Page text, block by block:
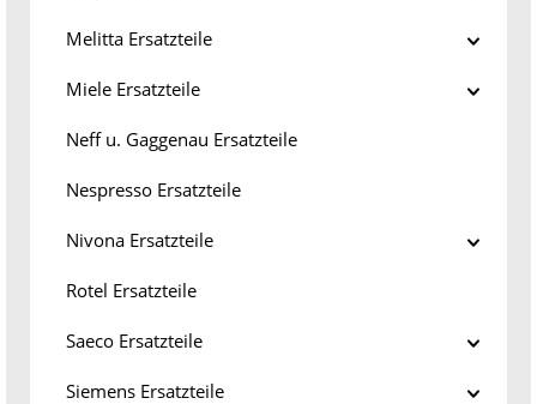
Melitta Ersatzteile
Miele Ersatzteile
Neff u. Gaggenau Ersatzteile
Nespresso Ersatzteile
Nivona Ersatzteile
Rotel Ersatzteile
Saeco Ersatzteile
Siemens Ersatzteile